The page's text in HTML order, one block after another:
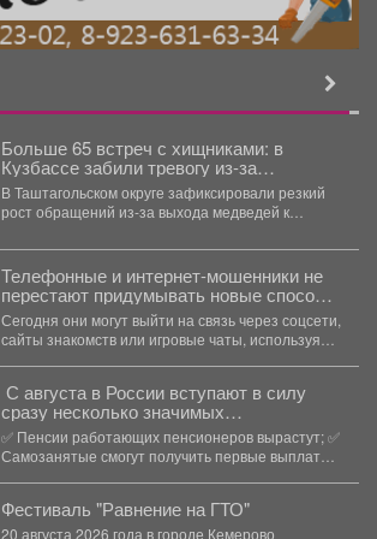
Больше 65 встреч с хищниками: в
Кузбассе забили тревогу из-за
медведей
В Таштагольском округе зафиксировали резкий
рост обращений из-за выхода медведей к
Телефонные и интернет-мошенники не
перестают придумывать новые способы
обмана.
Сегодня они могут выйти на связь через соцсети,
сайты знакомств или игровые чаты, используя
С августа в России вступают в силу
сразу несколько значимых
нововведений
✅ Пенсии работающих пенсионеров вырастут; ✅
Самозанятые смогут получить первые выплаты
Фестиваль "Равнение на ГТО"
20 августа 2026 года в городе Кемерово